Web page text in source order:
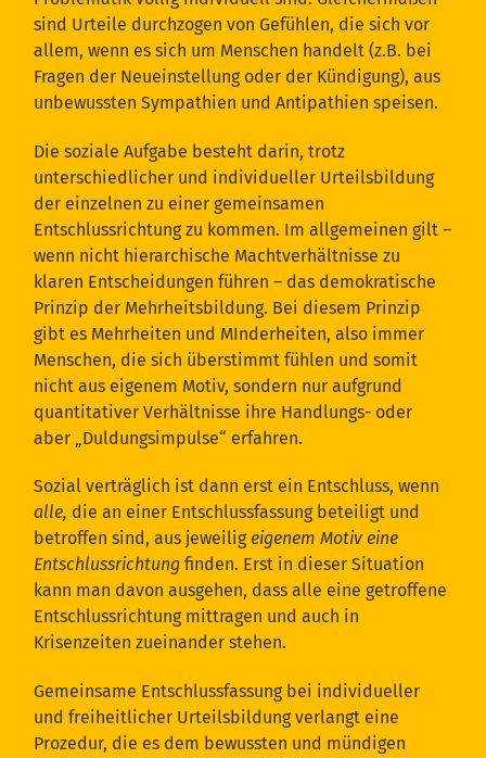
sind Urteile durchzogen von Gefühlen, die sich vor
allem, wenn es sich um Menschen handelt (z.B. bei
Fragen der Neueinstellung oder der Kündigung), aus
unbewussten Sympathien und Antipathien speisen.
Die soziale Aufgabe besteht darin, trotz
unterschiedlicher und individueller Urteilsbildung
der einzelnen zu einer gemeinsamen
Entschlussrichtung zu kommen. Im allgemeinen gilt –
wenn nicht hierarchische Machtverhältnisse zu
klaren Entscheidungen führen – das demokratische
Prinzip der Mehrheitsbildung. Bei diesem Prinzip
gibt es Mehrheiten und MInderheiten, also immer
Menschen, die sich überstimmt fühlen und somit
nicht aus eigenem Motiv, sondern nur aufgrund
quantitativer Verhältnisse ihre Handlungs- oder
aber „Duldungsimpulse“ erfahren.
Sozial verträglich ist dann erst ein Entschluss, wenn
alle, die an einer Entschlussfassung beteiligt und
betroffen sind, aus jeweiligeigenem Motiv eine
Entschlussrichtungfinden. Erst in dieser Situation
kann man davon ausgehen, dass alle eine getroffene
Entschlussrichtung mittragen und auch in
Krisenzeiten zueinander stehen.
Gemeinsame Entschlussfassung bei individueller
und freiheitlicher Urteilsbildung verlangt eine
Prozedur, die es dem bewussten und mündigen